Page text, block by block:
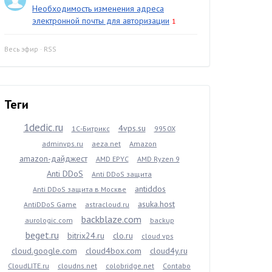
Необходимость изменения адреса
электронной почты для авторизации 1
Весь эфир · RSS
Теги
1dedic.ru 1С-Битрикс 4vps.su
9950X
adminvps.ru
aeza.net Amazon
amazon-дайджест AMD EPYC AMD Ryzen 9
Anti DDoS
Anti DDoS защита
Anti DDoS защита в Москве
antiddos
AntiDDoS Game astracloud.ru asuka.host
aurologic.com backblaze.com backup
beget.ru bitrix24.ru clo.ru cloud vps
cloud.google.com cloud4box.com cloud4y.ru
CloudLITE.ru cloudns.net colobridge.net Contabo